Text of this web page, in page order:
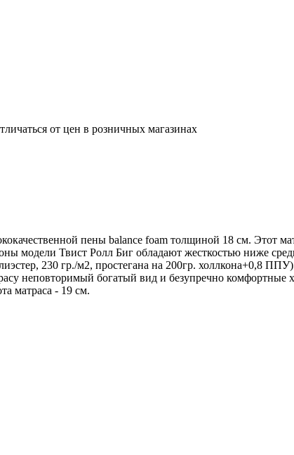
от цен в розничных магазинах
пены balance foam толщиной 18 см. Этот
модели Твист Ролл Биг обладают жесткостью ниже
230 гр./м2, простегана на 200гр. холлкона+0,8
неповторимый богатый вид и безупречно
матраса - 19 см.